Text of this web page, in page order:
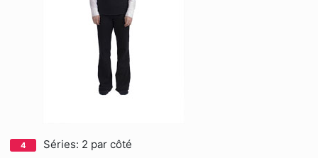
Séries: 2 par côté